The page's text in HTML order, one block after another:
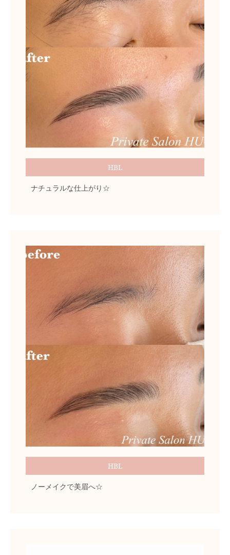
HBL
ナチュラルな仕上がり☆
HBL
ノーメイクで美眉へ☆